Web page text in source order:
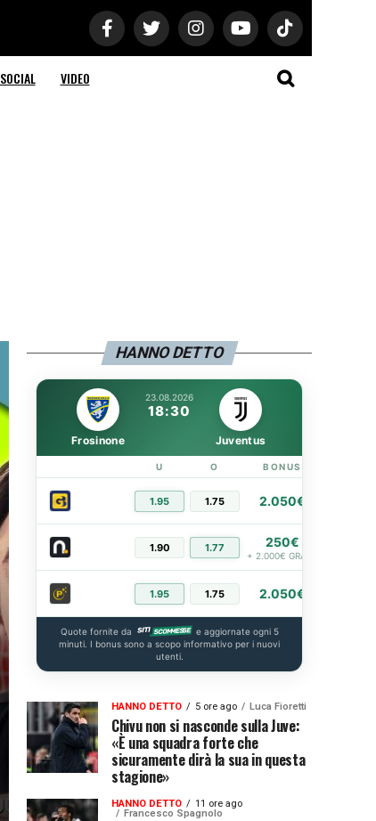
SOCIAL VIDEO
HANNO DETTO
23.08.2026
18:30
Frosinone Juventus
U O BONUS
1.95 1.75 2.050€
1.90 1.77 250€
+ 2.000€ GRATIS
1.95 1.75 2.050€
Quote fornite da
e aggiornate ogni 5
minuti. I bonus sono a scopo informativo per i nuovi
utenti.
HANNO DETTO 5 ore ago Luca Fioretti
Chivu non si nasconde sulla Juve:
«È una squadra forte che
sicuramente dirà la sua in questa
stagione»
HANNO DETTO
11 ore ago
Francesco Spagnolo